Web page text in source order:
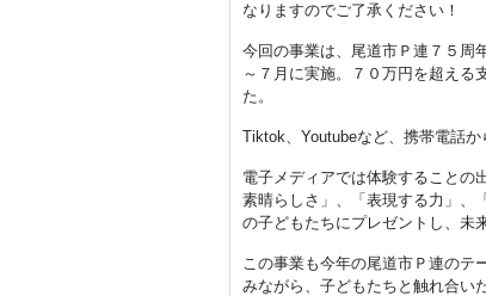
なりますのでご了承ください！
今回の事業は、尾道市Ｐ連７５周
～７月に実施。７０万円を超える
た。
Tiktok、Youtubeなど、携帯電話
電子メディアでは体験することの
素晴らしさ」、「表現する力」、
の子どもたちにプレゼントし、未
この事業も今年の尾道市Ｐ連のテ
みながら、子どもたちと触れ合い